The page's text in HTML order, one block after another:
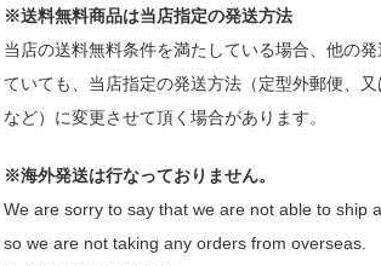
※送料無料商品は当店指定の発送方法
当店の送料無料条件を満たしている場合、他の
ていても、当店指定の発送方法（定型外郵便、
など）に変更させて頂く場合があります。
※海外発送は行なっておりません。
We are sorry to say that we are not able to ship
so we are not taking any orders from overseas.